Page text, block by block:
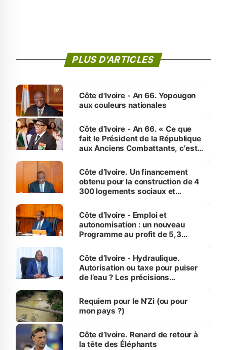
PLUS D'ARTICLES
Côte d'Ivoire - An 66. Yopougon
aux couleurs nationales
Côte d’Ivoire - An 66. « Ce que
fait le Président de la République
aux Anciens Combattants, c'est
Côte d’Ivoire. Un financement
obtenu pour la construction de 4
300 logements sociaux et
et Yamoussoukro
Côte d’Ivoire - Emploi et
autonomisation : un nouveau
Programme au profit de 5,3
Côte d’Ivoire - Hydraulique.
Autorisation ou taxe pour puiser
de l’eau ? Les précisions
Requiem pour le N’Zi (ou pour
mon pays ?)
Côte d’Ivoire. Renard de retour à
la tête des Éléphants